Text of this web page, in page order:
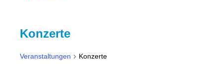
Konzerte
Veranstaltungen Konzerte